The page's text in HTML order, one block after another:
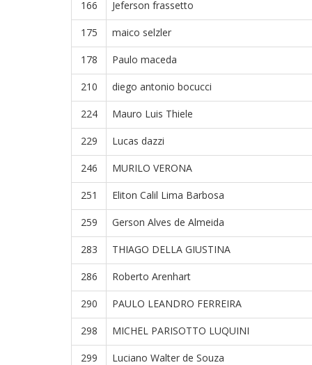
166 Jeferson frassetto
175 maico selzler
178 Paulo maceda
210 diego antonio bocucci
224 Mauro Luis Thiele
229 Lucas dazzi
246 MURILO VERONA
251 Eliton Calil Lima Barbosa
259 Gerson Alves de Almeida
283 THIAGO DELLA GIUSTINA
286 Roberto Arenhart
290 PAULO LEANDRO FERREIRA
298 MICHEL PARISOTTO LUQUINI
299 Luciano Walter de Souza